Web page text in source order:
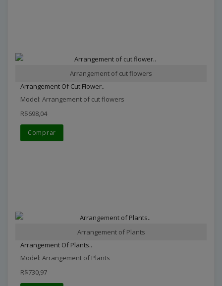
Arrangement of cut flowers
Arrangement Of Cut Flower..
Model: Arrangement of cut flowers
R$698,04
Comprar
Arrangement of Plants
Arrangement Of Plants..
Model: Arrangement of Plants
R$730,97